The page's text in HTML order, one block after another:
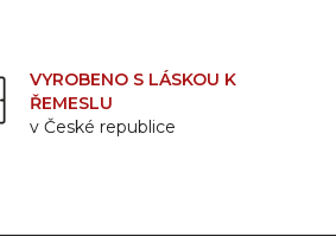
VYROBENO S LÁSKOU K
ŘEMESLU
v České republice